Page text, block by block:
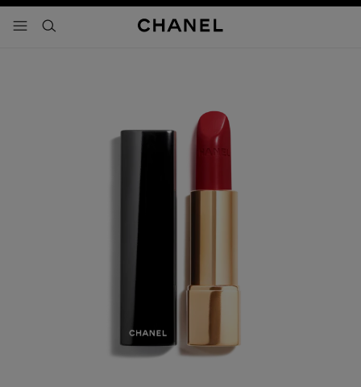
- navegación principal
buscar